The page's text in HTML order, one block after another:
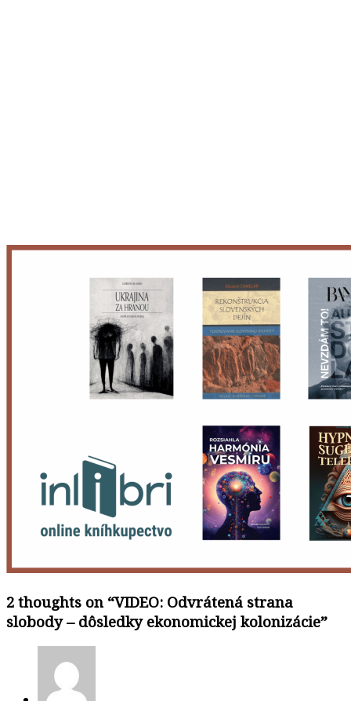
2 thoughts on “VIDEO: Odvrátená strana
slobody – dôsledky ekonomickej kolonizácie”